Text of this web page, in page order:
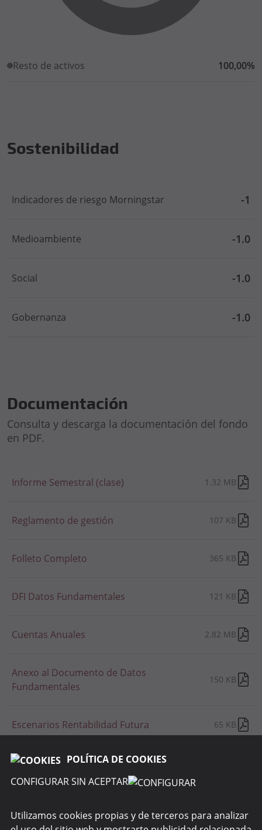
POLÍTICA DE COOKIES
CONFIGURAR SIN ACEPTAR
Utilizamos cookies propias y de terceros para analizar
Resto de activos 100,00%
Sostenibilidad
Indicadores de riesgo Morningstar -1
Medioambiente -1.0
Social -1.0
Gobernanza -1.0
Documentación
Consulta y descarga la documentación del fondo
en PDF.
Informe Semestral (clase) 1.32 MB
Reglamento de gestión 107 KB
Folleto Completo 365 KB
DFI Datos Fundamentales 121 KB
Cuentas Anuales 2.82 MB
Anexo al Documento de Datos
Fundamentales
150 KB
Escenarios Rentabilidad Futura 65 KB